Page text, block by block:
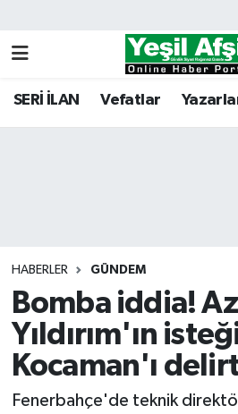
SERİ İLAN Vefatlar
HABERLER GÜNDEM
Bomba iddia!
Yıldırım'ın
Kocaman'ı
Fenerbahçe'de teknik
Kahramanmaraş Nöbetçi
Tüm Manşetler
Son Dakika Haberleri